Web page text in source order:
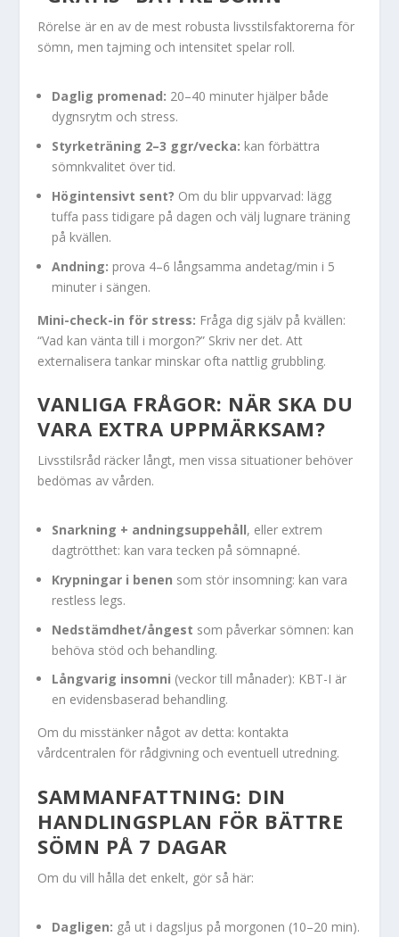
Rörelse är en av de mest robusta livsstilsfaktorerna för
sömn, men tajming och intensitet spelar roll.
Daglig promenad: 20–40 minuter hjälper både
dygnsrytm och stress.
Styrketräning 2–3 ggr/vecka: kan förbättra
sömnkvalitet över tid.
Högintensivt sent? Om du blir uppvarvad: lägg
tuffa pass tidigare på dagen och välj lugnare träning
på kvällen.
Andning: prova 4–6 långsamma andetag/min i 5
minuter i sängen.
Mini-check-in för stress: Fråga dig själv på kvällen:
“Vad kan vänta till i morgon?” Skriv ner det. Att
externalisera tankar minskar ofta nattlig grubbling.
VANLIGA FRÅGOR: NÄR SKA DU
VARA EXTRA UPPMÄRKSAM?
Livsstilsråd räcker långt, men vissa situationer behöver
bedömas av vården.
Snarkning + andningsuppehåll, eller extrem
dagtrötthet: kan vara tecken på sömnapné.
Krypningar i benen som stör insomning: kan vara
restless legs.
Nedstämdhet/ångest som påverkar sömnen: kan
behöva stöd och behandling.
Långvarig insomni (veckor till månader): KBT-I är
en evidensbaserad behandling.
Om du misstänker något av detta: kontakta
vårdcentralen för rådgivning och eventuell utredning.
SAMMANFATTNING: DIN
HANDLINGSPLAN FÖR BÄTTRE
SÖMN PÅ 7 DAGAR
Om du vill hålla det enkelt, gör så här:
Dagligen: gå ut i dagsljus på morgonen (10–20 min).